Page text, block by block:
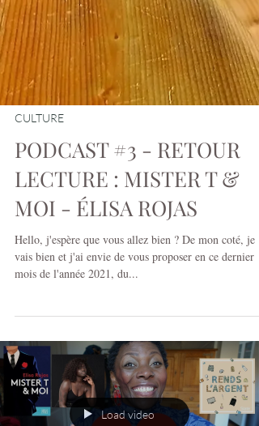
CULTURE
PODCAST #3 - RETOUR
LECTURE : MISTER T &
MOI - ÉLISA ROJAS
Hello, j'espère que vous allez bien ? De mon coté, je